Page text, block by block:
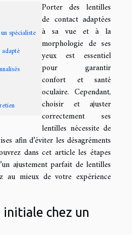
spécialiste
Porter des lentilles
de contact adaptées
à sa vue et à la
morphologie de ses
yeux est essentiel
pour garantir
confort et santé
oculaire. Cependant,
choisir et ajuster
correctement ses
lentilles nécessite de
afin d’éviter les désagréments
dans cet article les étapes
ajustement parfait de lentilles
au mieux de votre expérience
chez un